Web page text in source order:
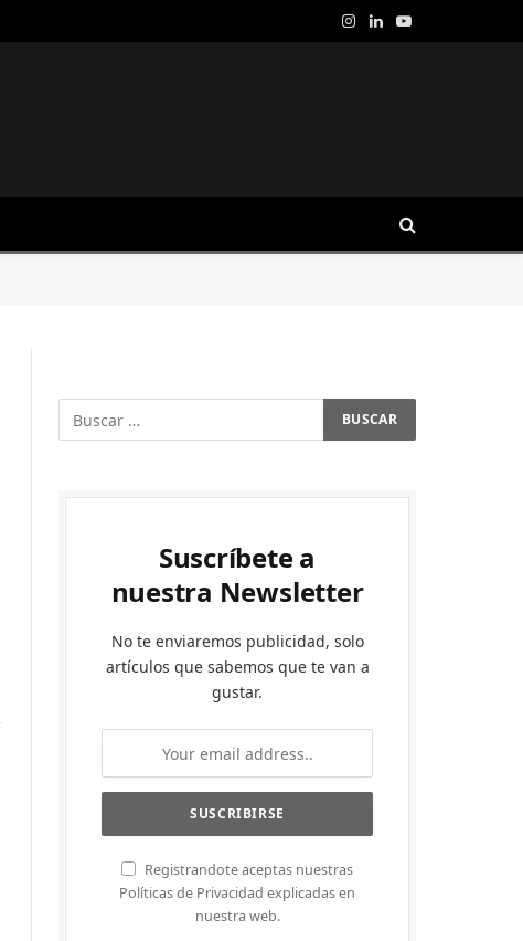
Instagram
LinkedInYouTube
Suscríbete a
nuestra Newsletter
No te enviaremos publicidad, solo
artículos que sabemos que te van a
gustar.
Registrandote aceptas nuestras
Políticas de Privacidad explicadas en
nuestra web.